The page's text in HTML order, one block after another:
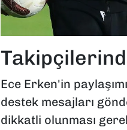
Ece Erken'in
destek mesajları
dikkatli olunması